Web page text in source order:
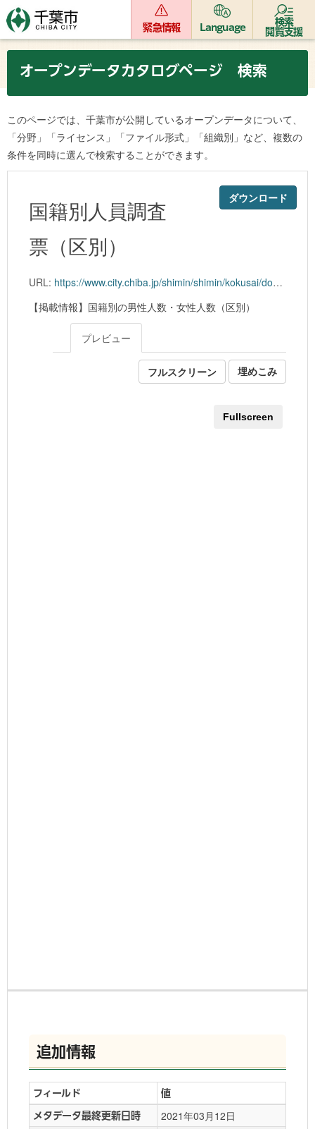
緊急情報 Language
検索
閲覧支援
オープンデータカタログページ 検索
このページでは、千葉市が公開しているオープンデータについて、
「分野」「ライセンス」「ファイル形式」「組織別」など、複数の
条件を同時に選んで検索することができます。
ダウンロード
国籍別人員調査
票（区別）
URL: https://www.city.chiba.jp/shimin/shimin/kokusai/documents/kokusekibetu_kubetu_202102.xlsx
【掲載情報】国籍別の男性人数・女性人数（区別）
プレビュー
フルスクリーン 埋めこみ
Fullscreen
追加情報
フィールド 値
メタデータ最終更新日時 2021年03月12日